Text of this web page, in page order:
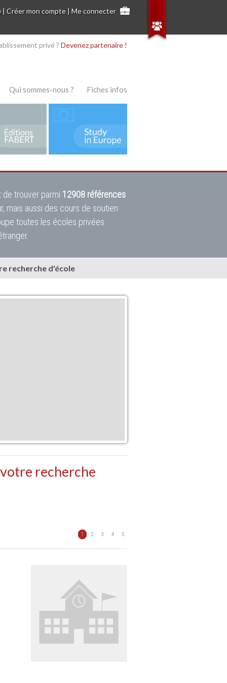
|Créer mon compte |Me connecter
privé ? Devenez partenaire !
Qui sommes-nous ? Fiches infos
trouver parmi 12908 références
mais aussi des cours de soutien
toutes les écoles privées
recherche d'école
recherche
1 2 3 4 5